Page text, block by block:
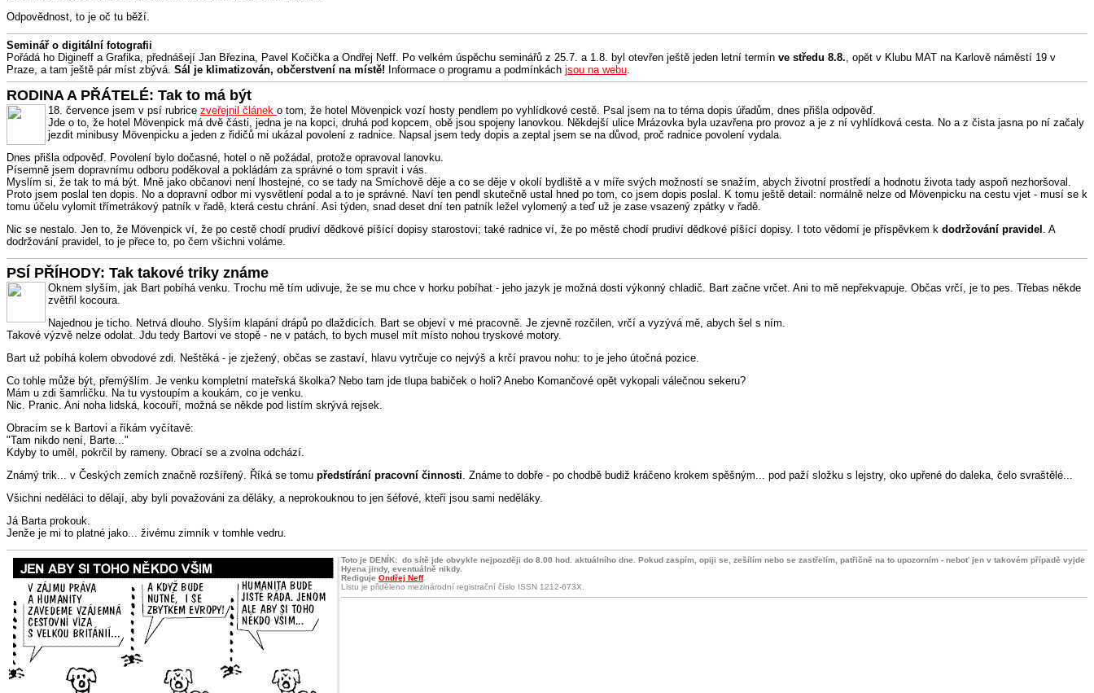
Odpovědnost, to je oč tu běží.
Seminář o digitální fotografii
Pořádá ho Digineff a Grafika, přednášejí Jan Březina, Pavel Kočička a Ondřej Neff. Po velkém úspěchu seminářů z 25.7. a 1.8. byl otevřen ještě jeden letní termín ve středu 8.8., opět v Klubu MAT na Karlově náměstí 19 v
Praze, a tam ještě pár míst zbývá. Sál je klimatizován, občerstvení na místě! Informace o programu a podmínkách jsou na webu.
RODINA A PŘÁTELÉ: Tak to má být
18. července jsem v psí rubrice zveřejnil článek o tom, že hotel Mövenpick vozí hosty pendlem po vyhlídkové cestě. Psal jsem na to téma dopis úřadům, dnes přišla odpověď.
Jde o to, že hotel Mövenpick má dvě části, jedna je na kopci, druhá pod kopcem, obě jsou spojeny lanovkou. Někdejší ulice Mrázovka byla uzavřena pro provoz a je z ní vyhlídková cesta. No a z čista jasna po ní začaly
jezdit minibusy Mövenpicku a jeden z řidičů mi ukázal povolení z radnice. Napsal jsem tedy dopis a zeptal jsem se na důvod, proč radnice povolení vydala.
Dnes přišla odpověď. Povolení bylo dočasné, hotel o ně požádal, protože opravoval lanovku.
Písemně jsem dopravnímu odboru poděkoval a pokládám za správné o tom spravit i vás.
Myslím si, že tak to má být. Mně jako občanovi není lhostejné, co se tady na Smíchově děje a co se děje v okolí bydliště a v míře svých možností se snažím, abych životní prostředí a hodnotu života tady aspoň nezhoršoval.
Proto jsem poslal ten dopis. No a dopravní odbor mi vysvětlení podal a to je správné. Naví ten pendl skutečně ustal hned po tom, co jsem dopis poslal. K tomu ještě detail: normálně nelze od Mövenpicku na cestu vjet - musí se k
tomu účelu vylomit třímetrákový patník v řadě, která cestu chrání. Asi týden, snad deset dní ten patník ležel vylomený a teď už je zase vsazený zpátky v řadě.
Nic se nestalo. Jen to, že Mövenpick ví, že po cestě chodí prudiví dědkové píšící dopisy starostovi; také radnice ví, že po městě chodí prudiví dědkové píšící dopisy. I toto vědomí je příspěvkem k dodržování pravidel . A
dodržování pravidel, to je přece to, po čem všichni voláme.
PSÍ PŘÍHODY: Tak takové triky známe
Oknem slyším, jak Bart pobíhá venku. Trochu mě tím udivuje, že se mu chce v horku pobíhat - jeho jazyk je možná dosti výkonný chladič. Bart začne vrčet. Ani to mě nepřekvapuje. Občas vrčí, je to pes. Třebas někde
zvětřil kocoura.
Najednou je ticho. Netrvá dlouho. Slyším klapání drápů po dlaždicích. Bart se objeví v mé pracovně. Je zjevně rozčilen, vrčí a vyzývá mě, abych šel s ním.
Takové výzvě nelze odolat. Jdu tedy Bartovi ve stopě - ne v patách, to bych musel mít místo nohou tryskové motory.
Bart už pobíhá kolem obvodové zdi. Neštěká - je zježený, občas se zastaví, hlavu vytrčuje co nejvýš a krčí pravou nohu: to je jeho útočná pozice.
Co tohle může být, přemýšlím. Je venku kompletní mateřská školka? Nebo tam jde tlupa babiček o holi? Anebo Komančové opět vykopali válečnou sekeru?
Mám u zdi šamrličku. Na tu vystoupím a koukám, co je venku.
Nic. Pranic. Ani noha lidská, kocouří, možná se někde pod listím skrývá rejsek.
Obracím se k Bartovi a říkám vyčítavě:
"Tam nikdo není, Barte..."
Kdyby to uměl, pokrčil by rameny. Obrací se a zvolna odchází.
Známý trik... v Českých zemích značně rozšířený. Říká se tomu předstírání pracovní činnosti . Známe to dobře - po chodbě budiž kráčeno krokem spěšným... pod paží složku s lejstry, oko upřené do daleka, čelo svraštělé...
Všichni neděláci to dělají, aby byli považováni za děláky, a neprokouknou to jen šéfové, kteří jsou sami neděláky.
Já Barta prokouk.
Jenže je mi to platné jako... živému zimník v tomhle vedru.
Toto je DENÍK: do sítě jde obvykle nejpozději do 8.00 hod. aktuálního dne. Pokud zaspím, opiji se, zešílím nebo se zastřelím, patřičně na to upozorním - neboť jen v takovém případě vyjde
Hyena jindy, eventuálně nikdy.
Rediguje Ondřej Neff.
Listu je přiděleno mezinárodní registrační číslo ISSN 1212-673X.